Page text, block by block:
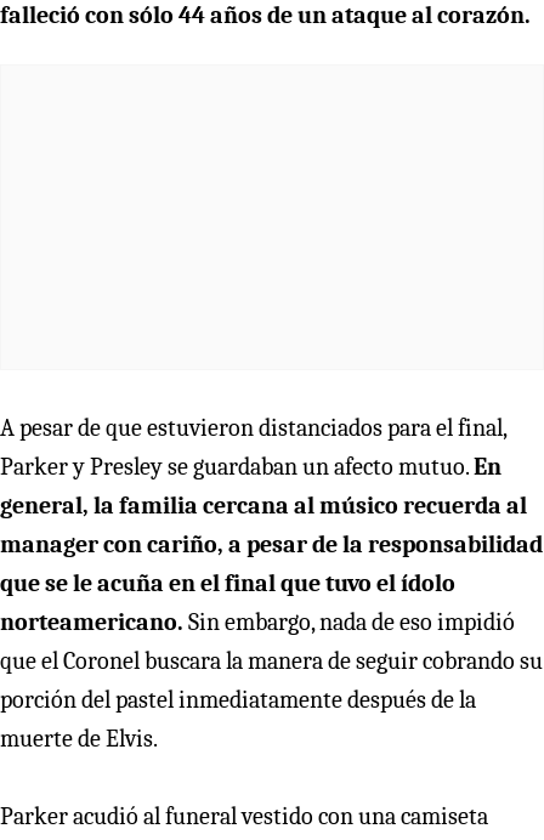
falleció con sólo 44 años de un ataque al corazón.
A pesar de que estuvieron distanciados para el final,
Parker y Presley se guardaban un afecto mutuo.En
general, la familia cercana al músico recuerda al
manager con cariño, a pesar de la responsabilidad
que se le acuña en el final que tuvo el ídolo
norteamericano. Sin embargo, nada de eso impidió
que el Coronel buscara la manera de seguir cobrando su
porción del pastel inmediatamente después de la
muerte de Elvis.
Parker acudió al funeral vestido con una camiseta